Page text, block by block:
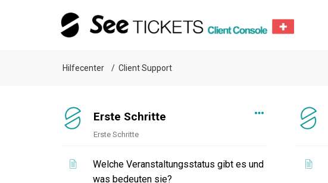
Hilfecenter Client Support
Erste Schritte
Erste Schritte
Welche Veranstaltungsstatus gibt es und
was bedeuten sie?